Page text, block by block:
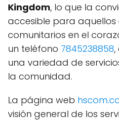
Kingdom, lo que la
accesible para aquellos
comunitarios en el
un teléfono 7845238858,
una variedad de
la comunidad.
La página web
visión general de los